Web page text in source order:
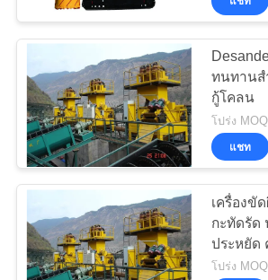
นโยบาย
เป็น
ส่วน
ตัว
เครื่องเจาะไฮด
Crawler
CAT เดิม
ทนทานส
กู้โคลน
โปร่ง
แชท
เครื่องขั
กะทัดรัด
ประหยัด
การแปร
โปร่ง